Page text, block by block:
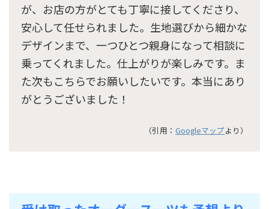
が、お店の方がとても丁寧に接してくださり、
安心して任せられました。生地選びから細かな
デザインまで、一つひとつ親身になって相談に
乗ってくれました。仕上がりが楽しみです。ま
た次もこちらでお願いしたいです。本当にあり
がとうございました！
（引用： Googleマップより）